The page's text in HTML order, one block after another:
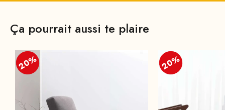
Ça pourrait aussi te plaire
20%
20% 20%
20%